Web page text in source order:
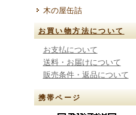
木の屋缶詰
お買い物方法について
お支払について
送料・お届けについて
販売条件・返品について
携帯ページ